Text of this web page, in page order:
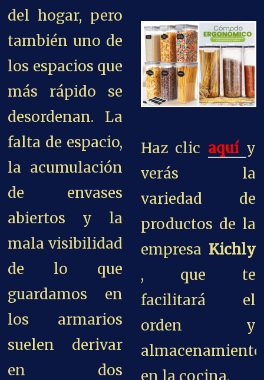
del hogar, pero
también uno de
los espacios que
más rápido se
desordenan. La
falta de espacio,
la acumulación
de envases
abiertos y la
mala visibilidad
de lo que
guardamos en
los armarios
suelen derivar
en dos
Haz clic aquí y
verás la
variedad de
productos de la
empresa Kichly
, que te
facilitará el
orden y
almacenamiento
en la cocina.